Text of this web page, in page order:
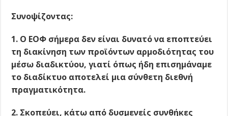
Συνοψίζοντας:
1. Ο ΕΟΦ σήμερα δεν είναι δυνατό να εποπτεύει
τη διακίνηση των προϊόντων αρμοδιότητας του
μέσω διαδικτύου, γιατί όπως ήδη επισημάναμε
το διαδίκτυο αποτελεί μια σύνθετη διεθνή
πραγματικότητα.
2. Σκοπεύει, κάτω από δυσμενείς συνθήκες